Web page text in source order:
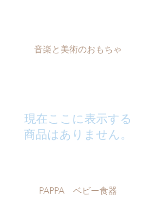
音楽と美術のおもちゃ
現在ここに表示する
商品はありません。
PAPPA ベビー食器